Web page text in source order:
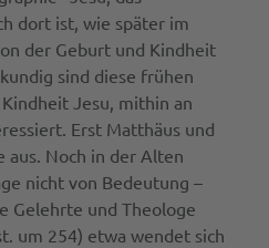
dort ist, wie später im
der Geburt und Kindheit
sind diese frühen
Jesu, mithin an
Erst Matthäus und
aus. Noch in der Alten
nicht von Bedeutung –
Gelehrte und Theologe
um 254) etwa wendet sich